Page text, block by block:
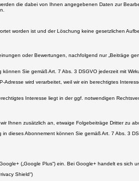
die dabei von Ihnen angegebenen Daten zur
worden ist und der Löschung keine gesetzlichen
oder Bewertungen, nachfolgend nur „Beiträge
Sie gemäß Art. 7 Abs. 3 DSGVO jederzeit mit
Adresse wird verarbeitet, weil wir ein berechtigtes
Interesse liegt in der ggf. notwendigen
Ihnen zusätzlich an, etwaige Folgebeiträge Dritter zu
dieses Abonnement können Sie gemäß Art. 7 Abs. 3
(„Google Plus“) ein. Bei Google+ handelt es
Shield“)